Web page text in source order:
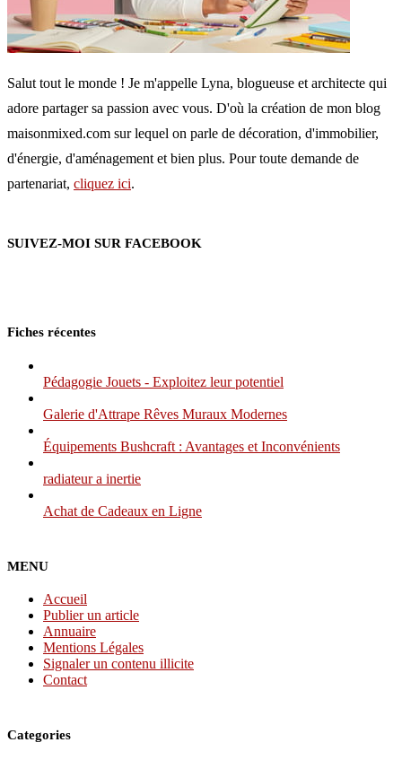
Salut tout le monde ! Je m'appelle Lyna, blogueuse et architecte qui
adore partager sa passion avec vous. D'où la création de mon blog
maisonmixed.com sur lequel on parle de décoration, d'immobilier,
d'énergie, d'aménagement et bien plus. Pour toute demande de
partenariat, cliquez ici.
SUIVEZ-MOI SUR FACEBOOK
Fiches récentes
Pédagogie Jouets - Exploitez leur potentiel
Galerie d'Attrape Rêves Muraux Modernes
Équipements Bushcraft : Avantages et Inconvénients
radiateur a inertie
Achat de Cadeaux en Ligne
MENU
Accueil
Publier un article
Annuaire
Mentions Légales
Signaler un contenu illicite
Contact
Categories